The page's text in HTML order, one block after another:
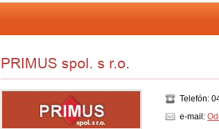
Telefón:
e-mail: